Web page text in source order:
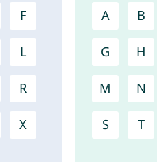
F
L
R
X
A B
G H
M N
S T